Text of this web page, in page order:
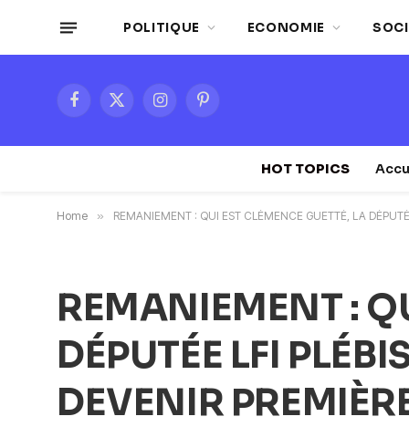
POLITIQUE ECONOMIE
Facebook
X
InstagramPinterest
HOT TOPICS
Home » REMANIEMENT : QUI EST CLÉMENCE GUETTÉ, LA
REMANIEMENT :
DÉPUTÉE LFI
DEVENIR